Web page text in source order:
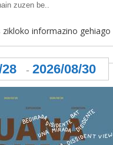
zuzen be..
zikloko informazino gehiago
- 2026/08/30